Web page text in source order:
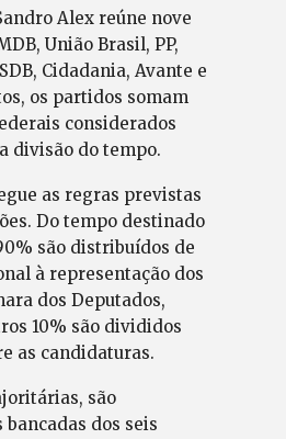
Alex reúne nove
União Brasil, PP,
Cidadania, Avante e
os partidos somam
considerados
divisão do tempo.
as regras previstas
Do tempo destinado
são distribuídos de
à representação dos
dos Deputados,
10% são divididos
as candidaturas.
são
bancadas dos seis